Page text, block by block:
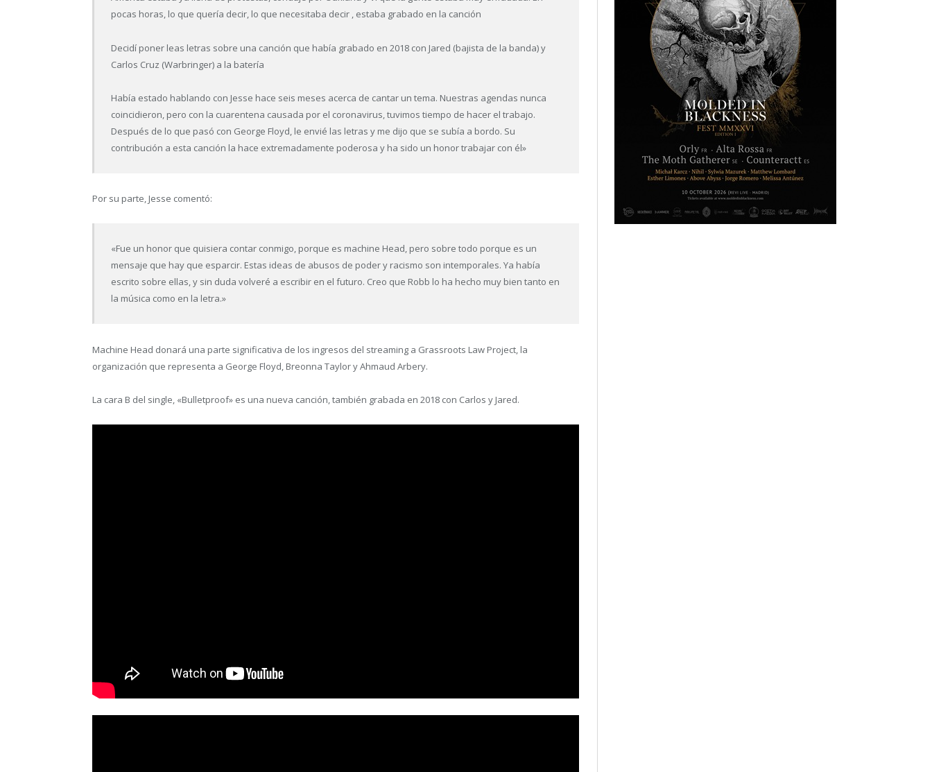
pocas horas, lo que quería decir, lo que necesitaba decir , estaba grabado en la canción
Decidí poner leas letras sobre una canción que había grabado en 2018 con Jared (bajista de la banda) y
Carlos Cruz (Warbringer) a la batería
Había estado hablando con Jesse hace seis meses acerca de cantar un tema. Nuestras agendas nunca
coincidieron, pero con la cuarentena causada por el coronavirus, tuvimos tiempo de hacer el trabajo.
Después de lo que pasó con George Floyd, le envié las letras y me dijo que se subía a bordo. Su
contribución a esta canción la hace extremadamente poderosa y ha sido un honor trabajar con él»
Por su parte, Jesse comentó:
«Fue un honor que quisiera contar conmigo, porque es machine Head, pero sobre todo porque es un
mensaje que hay que esparcir. Estas ideas de abusos de poder y racismo son intemporales. Ya había
escrito sobre ellas, y sin duda volveré a escribir en el futuro. Creo que Robb lo ha hecho muy bien tanto en
la música como en la letra.»
Machine Head donará una parte significativa de los ingresos del streaming a Grassroots Law Project, la
organización que representa a George Floyd, Breonna Taylor y Ahmaud Arbery.
La cara B del single, «Bulletproof» es una nueva canción, también grabada en 2018 con Carlos y Jared.